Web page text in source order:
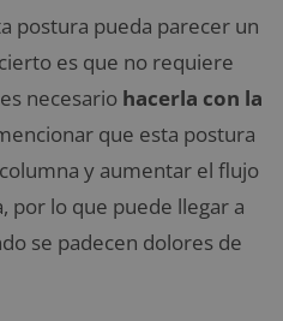
postura pueda parecer un
es que no requiere
necesario hacerla con la
que esta postura
y aumentar el flujo
por lo que puede llegar a
se padecen dolores de